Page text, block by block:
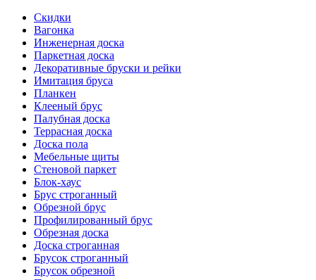
Скидки
Вагонка
Инженерная доска
Паркетная доска
Декоративные бруски и рейки
Имитация бруса
Планкен
Клееный брус
Палубная доска
Террасная доска
Доска пола
Мебельные щиты
Стеновой паркет
Блок-хаус
Брус строганный
Обрезной брус
Профилированный брус
Обрезная доска
Доска строганная
Брусок строганный
Брусок обрезной